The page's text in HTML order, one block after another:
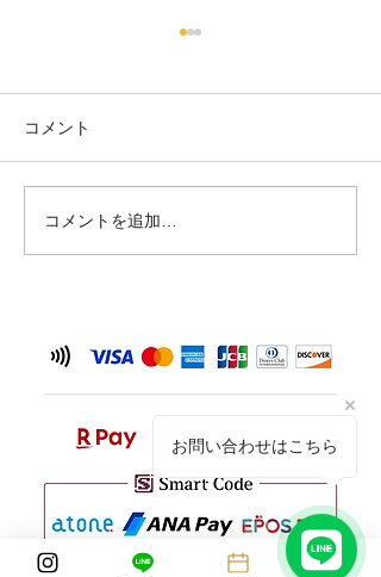
陶器ペアシーサー💕
コメント
コメントを追加…
お問い合わせはこちら